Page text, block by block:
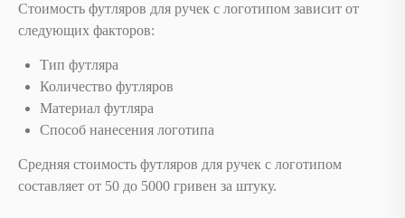
Стоимость футляров для ручек с логотипом зависит от
следующих факторов:
Тип футляра
Количество футляров
Материал футляра
Способ нанесения логотипа
Средняя стоимость футляров для ручек с логотипом
составляет от 50 до 5000 гривен за штуку.